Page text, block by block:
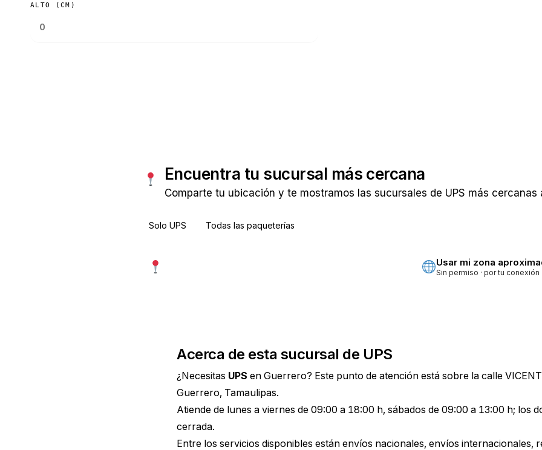
ALTO (CM)
Encuentra tu sucursal más cercana
Comparte tu ubicación y te mostramos las sucursales de UPS más cercanas
Solo UPS Todas las paqueterías
Usar mi zona
Sin permiso · por tu conexión
Acerca de esta sucursal de UPS
¿Necesitas UPS en Guerrero? Este punto de atención está sobre la calle
Guerrero, Tamaulipas.
Atiende de lunes a viernes de 09:00 a 18:00 h, sábados de 09:00 a 13:00 h; los
cerrada.
Entre los servicios disponibles están envíos nacionales, envíos internacionales,